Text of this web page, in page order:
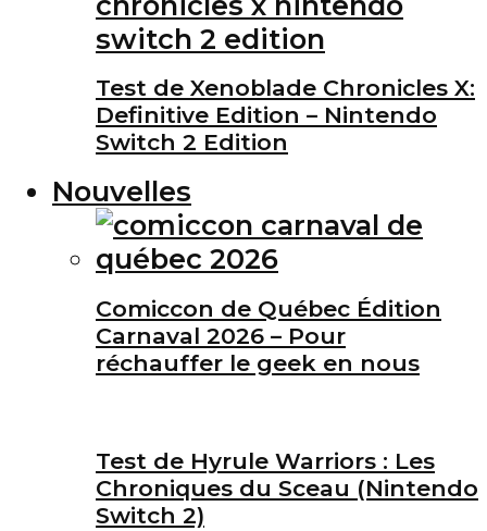
Test de Xenoblade Chronicles X:
Definitive Edition – Nintendo
Switch 2 Edition
Nouvelles
Comiccon de Québec Édition
Carnaval 2026 – Pour
réchauffer le geek en nous
Test de Hyrule Warriors : Les
Chroniques du Sceau (Nintendo
Switch 2)